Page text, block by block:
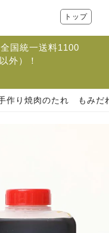
国統一送料1100
以外）！
トップ
作り焼肉のたれ もみだ